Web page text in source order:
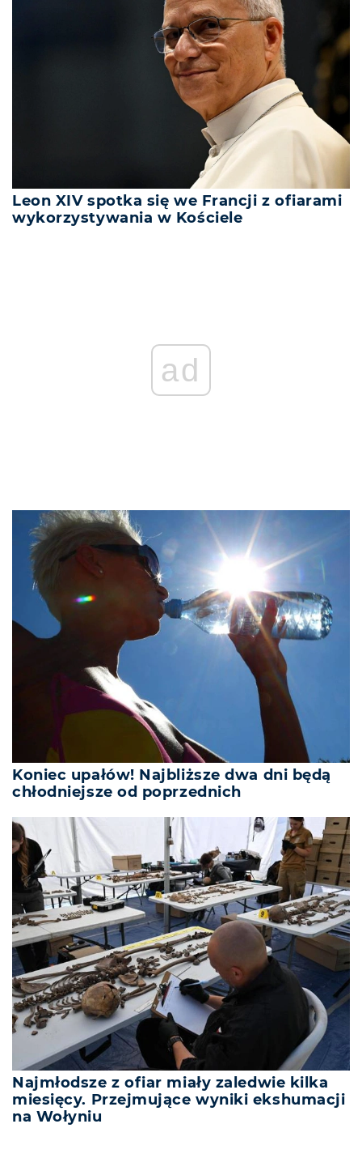
Leon XIV spotka się we Francji z ofiarami
wykorzystywania w Kościele
ad
Koniec upałów! Najbliższe dwa dni będą
chłodniejsze od poprzednich
Najmłodsze z ofiar miały zaledwie kilka
miesięcy. Przejmujące wyniki ekshumacji
na Wołyniu